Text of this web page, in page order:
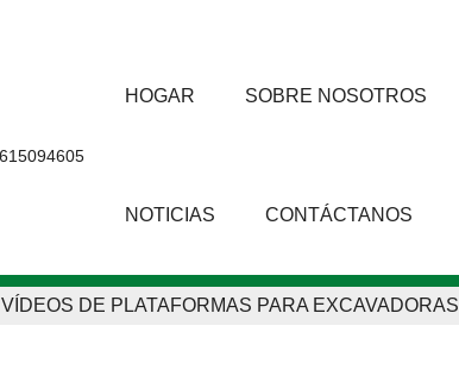
HOGAR SOBRE NOSOTROS
NOTICIAS CONTÁCTANOS
VÍDEOS DE PLATAFORMAS PARA EXCAVADORAS